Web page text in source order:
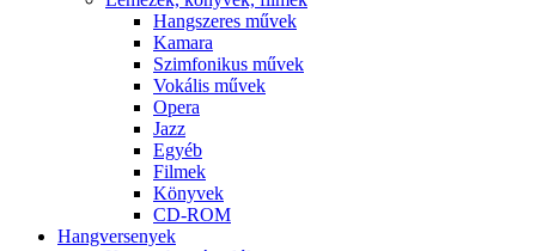
Hangszeres művek
Kamara
Szimfonikus művek
Vokális művek
Opera
Jazz
Egyéb
Filmek
Könyvek
CD-ROM
Hangversenyek